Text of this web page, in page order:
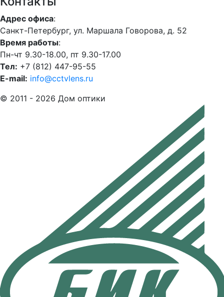
Адрес офиса:
Санкт-Петербург, ул. Маршала Говорова, д. 52
Время работы:
Пн-чт 9.30-18.00, пт 9.30-17.00
Тел: +7 (812) 447-95-55
E-mail: info@cctvlens.ru
© 2011 - 2026 Дом оптики